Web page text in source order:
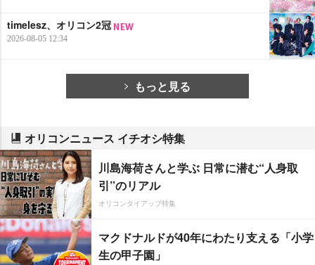
timelesz、オリコン2冠
2026-08-05 12:34
もっと見る
オリコンニュース イチオシ特集
川島海荷さんと学ぶ 日常に潜む“人身取
引”のリアル
オリコンタイアップ特集
マクドナルドが40年にわたり支える「小学
生の甲子園」